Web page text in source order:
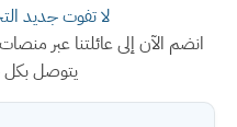
لا تفوت جديد
انضم الآن إلى عائلتنا عبر
يتوصل